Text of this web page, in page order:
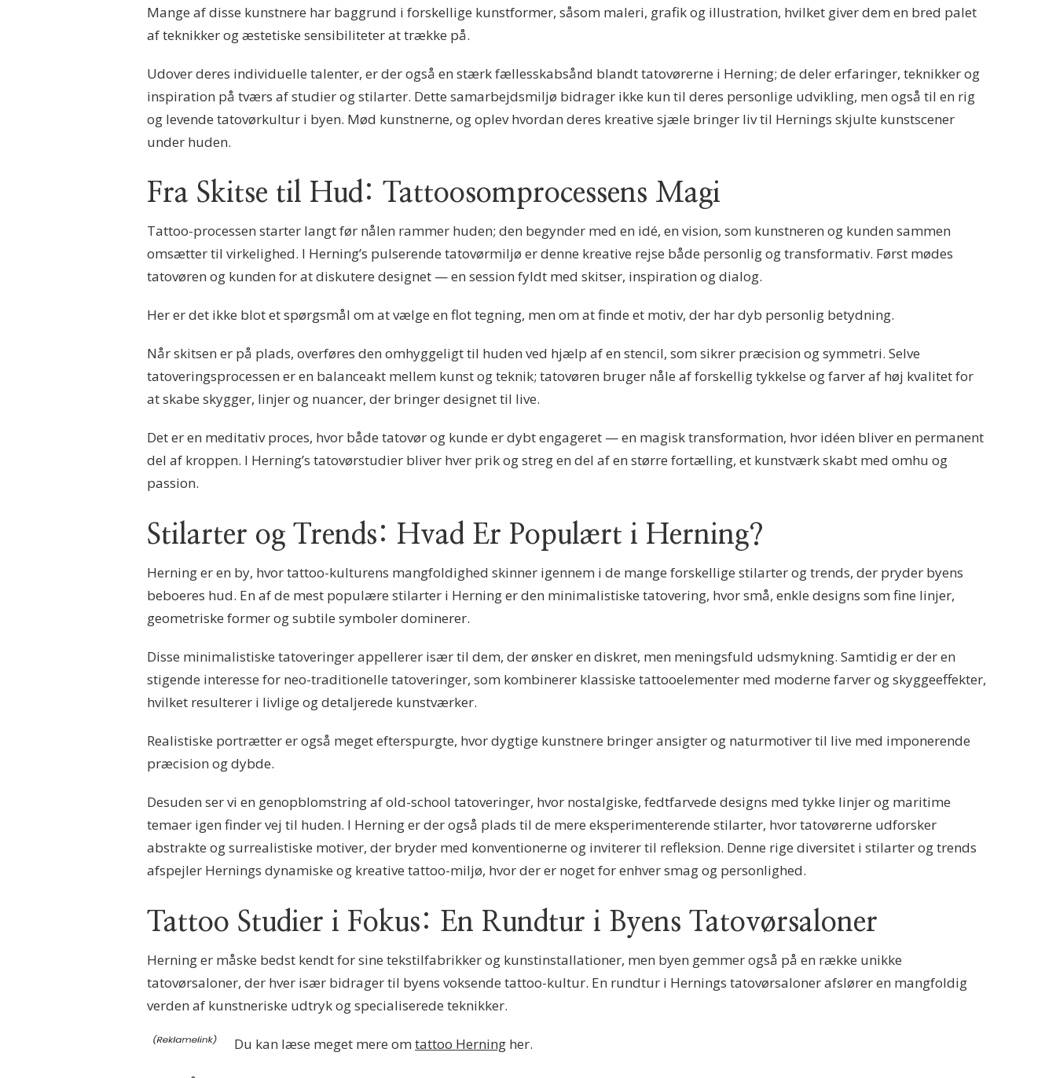
Mange af disse kunstnere har baggrund i forskellige kunstformer, såsom maleri, grafik og illustration, hvilket giver dem en bred palet
af teknikker og æstetiske sensibiliteter at trække på.
Udover deres individuelle talenter, er der også en stærk fællesskabsånd blandt tatovørerne i Herning; de deler erfaringer, teknikker og
inspiration på tværs af studier og stilarter. Dette samarbejdsmiljø bidrager ikke kun til deres personlige udvikling, men også til en rig
og levende tatovørkultur i byen. Mød kunstnerne, og oplev hvordan deres kreative sjæle bringer liv til Hernings skjulte kunstscener
under huden.
Fra Skitse til Hud: Tattoosomprocessens Magi
Tattoo-processen starter langt før nålen rammer huden; den begynder med en idé, en vision, som kunstneren og kunden sammen
omsætter til virkelighed. I Herning’s pulserende tatovørmiljø er denne kreative rejse både personlig og transformativ. Først mødes
tatovøren og kunden for at diskutere designet — en session fyldt med skitser, inspiration og dialog.
Her er det ikke blot et spørgsmål om at vælge en flot tegning, men om at finde et motiv, der har dyb personlig betydning.
Når skitsen er på plads, overføres den omhyggeligt til huden ved hjælp af en stencil, som sikrer præcision og symmetri. Selve
tatoveringsprocessen er en balanceakt mellem kunst og teknik; tatovøren bruger nåle af forskellig tykkelse og farver af høj kvalitet for
at skabe skygger, linjer og nuancer, der bringer designet til live.
Det er en meditativ proces, hvor både tatovør og kunde er dybt engageret — en magisk transformation, hvor idéen bliver en permanent
del af kroppen. I Herning’s tatovørstudier bliver hver prik og streg en del af en større fortælling, et kunstværk skabt med omhu og
passion.
Stilarter og Trends: Hvad Er Populært i Herning?
Herning er en by, hvor tattoo-kulturens mangfoldighed skinner igennem i de mange forskellige stilarter og trends, der pryder byens
beboeres hud. En af de mest populære stilarter i Herning er den minimalistiske tatovering, hvor små, enkle designs som fine linjer,
geometriske former og subtile symboler dominerer.
Disse minimalistiske tatoveringer appellerer især til dem, der ønsker en diskret, men meningsfuld udsmykning. Samtidig er der en
stigende interesse for neo-traditionelle tatoveringer, som kombinerer klassiske tattooelementer med moderne farver og skyggeeffekter,
hvilket resulterer i livlige og detaljerede kunstværker.
Realistiske portrætter er også meget efterspurgte, hvor dygtige kunstnere bringer ansigter og naturmotiver til live med imponerende
præcision og dybde.
Desuden ser vi en genopblomstring af old-school tatoveringer, hvor nostalgiske, fedtfarvede designs med tykke linjer og maritime
temaer igen finder vej til huden. I Herning er der også plads til de mere eksperimenterende stilarter, hvor tatovørerne udforsker
abstrakte og surrealistiske motiver, der bryder med konventionerne og inviterer til refleksion. Denne rige diversitet i stilarter og trends
afspejler Hernings dynamiske og kreative tattoo-miljø, hvor der er noget for enhver smag og personlighed.
Tattoo Studier i Fokus: En Rundtur i Byens Tatovørsaloner
Herning er måske bedst kendt for sine tekstilfabrikker og kunstinstallationer, men byen gemmer også på en række unikke
tatovørsaloner, der hver især bidrager til byens voksende tattoo-kultur. En rundtur i Hernings tatovørsaloner afslører en mangfoldig
verden af kunstneriske udtryk og specialiserede teknikker.
Du kan læse meget mere om tattoo Herning her.